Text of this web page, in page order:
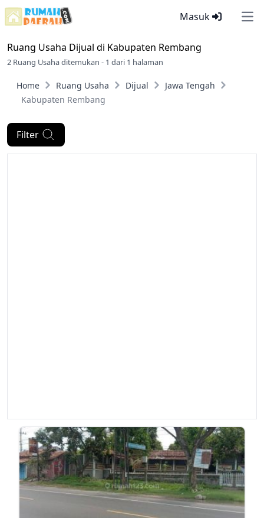
Masuk
Ruang Usaha Dijual di Kabupaten Rembang
2 Ruang Usaha ditemukan - 1 dari 1 halaman
Home Ruang Usaha Dijual
Jawa Tengah
Kabupaten Rembang
Filter